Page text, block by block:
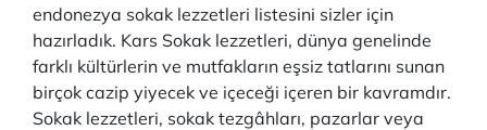
endonezya sokak lezzetleri listesini sizler için
hazırladık. Kars Sokak lezzetleri, dünya genelinde
farklı kültürlerin ve mutfakların eşsiz tatlarını sunan
birçok cazip yiyecek ve içeceği içeren bir kavramdır.
Sokak lezzetleri, sokak tezgâhları, pazarlar veya